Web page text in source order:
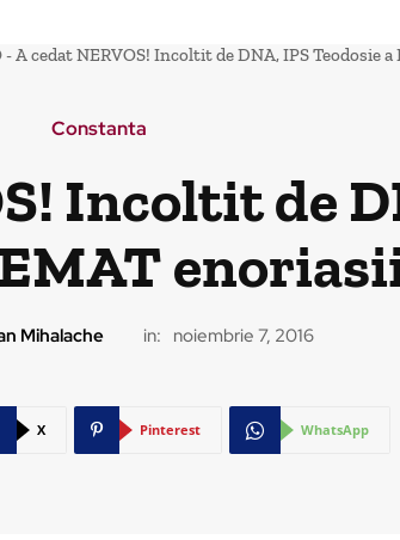
A cedat NERVOS! Incoltit de DNA, IPS Teodosie a
Constanta
Incoltit de
Mihalache in: noiembrie 7, 2016
X Pinterest WhatsApp